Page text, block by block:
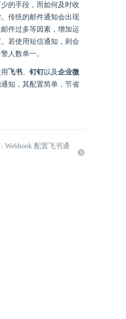
的手段，而如何及时收
传统的邮件通知会出现
件过多等因素，增加运
若使用短信通知，则会
人数单一。
飞书、 钉钉以及企业微
知，其配置简单，节省
Webhook 配置飞书通